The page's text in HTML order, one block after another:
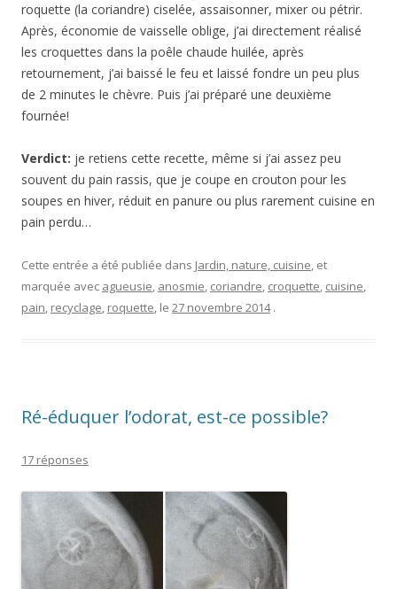
roquette (la coriandre) ciselée, assaisonner, mixer ou pétrir.
Après, économie de vaisselle oblige, j’ai directement réalisé
les croquettes dans la poêle chaude huilée, après
retournement, j’ai baissé le feu et laissé fondre un peu plus
de 2 minutes le chèvre. Puis j’ai préparé une deuxième
fournée!
Verdict: je retiens cette recette, même si j’ai assez peu
souvent du pain rassis, que je coupe en crouton pour les
soupes en hiver, réduit en panure ou plus rarement cuisine en
pain perdu…
Cette entrée a été publiée dans Jardin, nature, cuisine, et
marquée avec agueusie, anosmie, coriandre, croquette, cuisine,
pain, recyclage, roquette, le 27 novembre 2014 .
Ré-éduquer l’odorat, est-ce possible?
17 réponses